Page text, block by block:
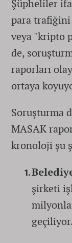
Şüpheliler
para trafiğini
veya "kripto
de,
raporları
ortaya
Soruşturma
MASAK
kronoloji şu
şirketi
geçiliyor.